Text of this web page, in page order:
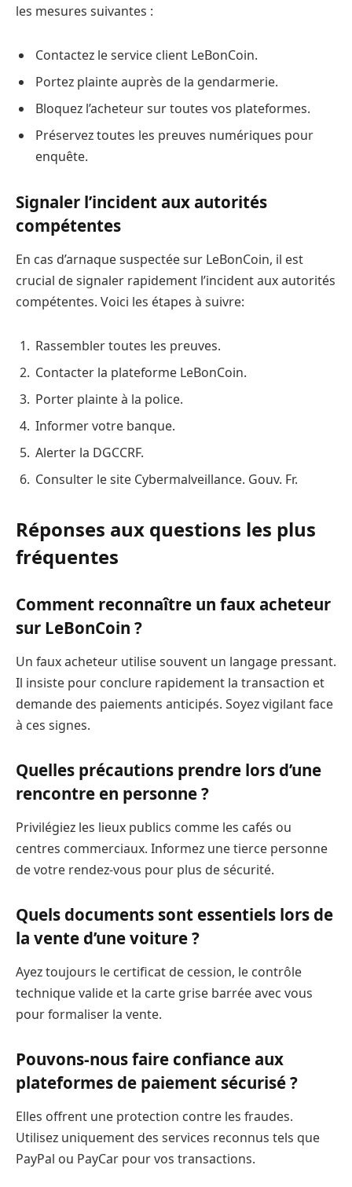
les mesures suivantes :
Contactez le service client LeBonCoin.
Portez plainte auprès de la gendarmerie.
Bloquez l’acheteur sur toutes vos plateformes.
Préservez toutes les preuves numériques pour
enquête.
Signaler l’incident aux autorités
compétentes
En cas d’arnaque suspectée sur LeBonCoin, il est
crucial de signaler rapidement l’incident aux autorités
compétentes. Voici les étapes à suivre:
Rassembler toutes les preuves.
Contacter la plateforme LeBonCoin.
Porter plainte à la police.
Informer votre banque.
Alerter la DGCCRF.
Consulter le site Cybermalveillance. Gouv. Fr.
Réponses aux questions les plus
fréquentes
Comment reconnaître un faux acheteur
sur LeBonCoin ?
Un faux acheteur utilise souvent un langage pressant.
Il insiste pour conclure rapidement la transaction et
demande des paiements anticipés. Soyez vigilant face
à ces signes.
Quelles précautions prendre lors d’une
rencontre en personne ?
Privilégiez les lieux publics comme les cafés ou
centres commerciaux. Informez une tierce personne
de votre rendez-vous pour plus de sécurité.
Quels documents sont essentiels lors de
la vente d’une voiture ?
Ayez toujours le certificat de cession, le contrôle
technique valide et la carte grise barrée avec vous
pour formaliser la vente.
Pouvons-nous faire confiance aux
plateformes de paiement sécurisé ?
Elles offrent une protection contre les fraudes.
Utilisez uniquement des services reconnus tels que
PayPal ou PayCar pour vos transactions.